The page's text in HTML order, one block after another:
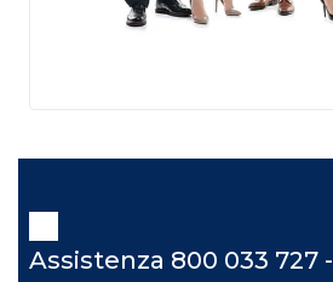
Assistenza 800 033 727 -